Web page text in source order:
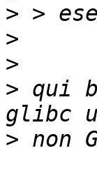
>
>
>
> qui
>